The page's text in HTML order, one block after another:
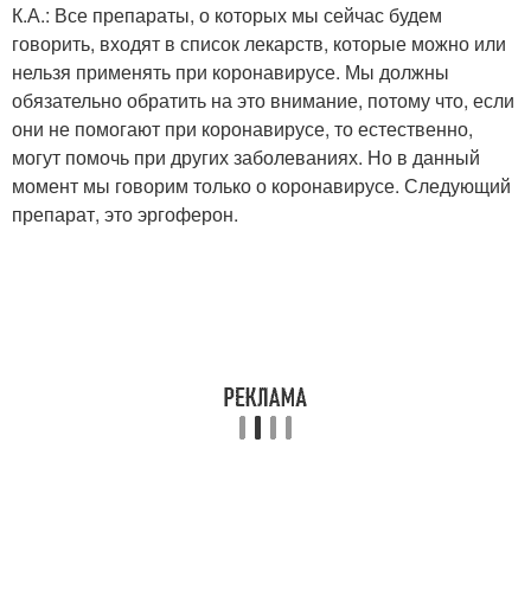
К.А.: Все препараты, о которых мы сейчас будем
говорить, входят в список лекарств, которые можно или
нельзя применять при коронавирусе. Мы должны
обязательно обратить на это внимание, потому что, если
они не помогают при коронавирусе, то естественно,
могут помочь при других заболеваниях. Но в данный
момент мы говорим только о коронавирусе. Следующий
препарат, это эргоферон.